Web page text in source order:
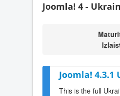
Joomla! 4 -
Joomla! 4.3.1
This is the full